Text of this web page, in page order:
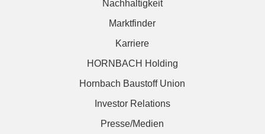
Nachhaltigkeit
Marktfinder
Karriere
HORNBACH Holding
Hornbach Baustoff Union
Investor Relations
Presse/Medien